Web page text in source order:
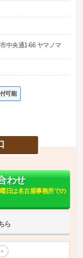
中央通1-66 ヤマノマ
可能
ら
わせ
日は名古屋事務所での